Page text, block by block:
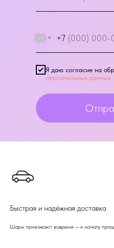
+7
Я даю согласие на
персональных данных
Быстрая и надёжная доставка
Шары приезжают вовремя — к началу